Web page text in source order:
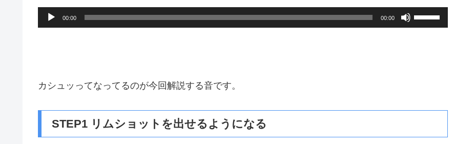
ー
ー
00:00 00:00
ボ
節
カシュッってなってるのが今回解説する音です。
STEP1 リムショットを出せるようになる